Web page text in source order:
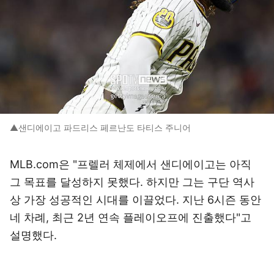
▲샌디에이고 파드리스 페르난도 타티스 주니어
MLB.com은 "프렐러 체제에서 샌디에이고는 아직
그 목표를 달성하지 못했다. 하지만 그는 구단 역사
상 가장 성공적인 시대를 이끌었다. 지난 6시즌 동안
네 차례, 최근 2년 연속 플레이오프에 진출했다"고
설명했다.